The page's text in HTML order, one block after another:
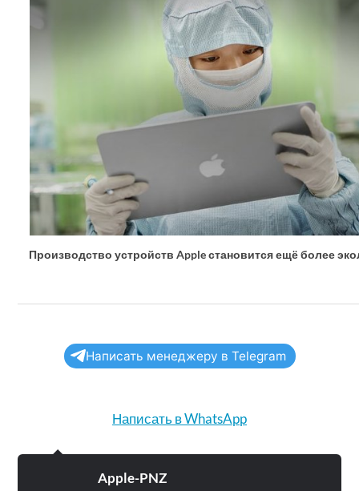
Производство устройств Apple становится ещё более
Написать менеджеру в Telegram
Написать в WhatsApp
Apple-PNZ